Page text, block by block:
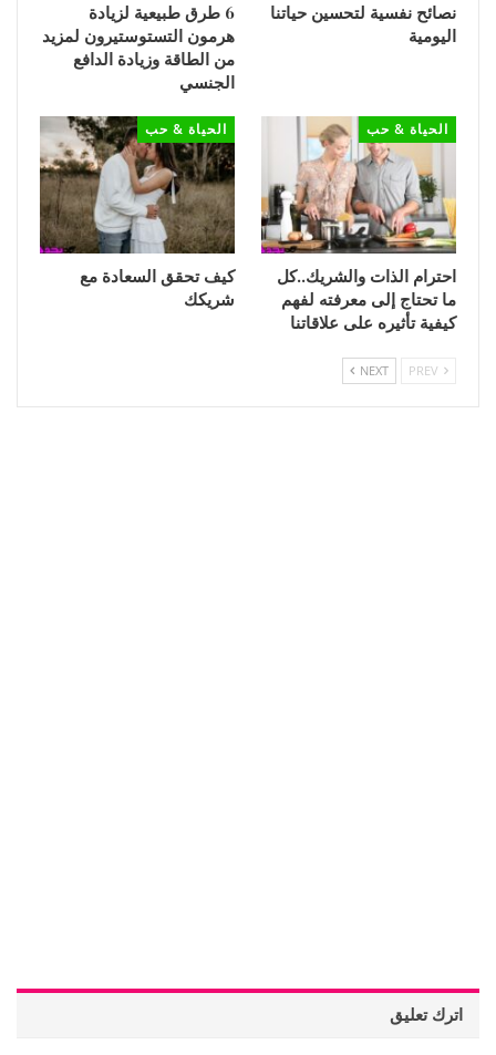
نصائح نفسية لتحسين حياتنا
اليومية
6 طرق طبيعية لزيادة
هرمون التستوستيرون لمزيد
من الطاقة وزيادة الدافع
الجنسي
الحياة & حب
احترام الذات والشريك..كل
ما تحتاج إلى معرفته لفهم
كيفية تأثيره على علاقاتنا
الحياة & حب
كيف تحقق السعادة مع
شريكك
NEXT
اترك تعليق